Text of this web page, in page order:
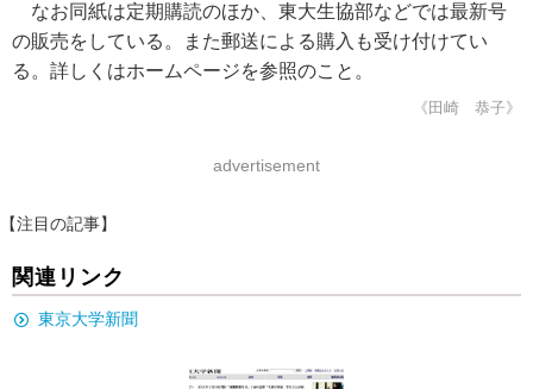
なお同紙は定期購読のほか、東大生協部などでは最新号
の販売をしている。また郵送による購入も受け付けてい
る。詳しくはホームページを参照のこと。
《田崎 恭子》
advertisement
【注目の記事】
関連リンク
東京大学新聞